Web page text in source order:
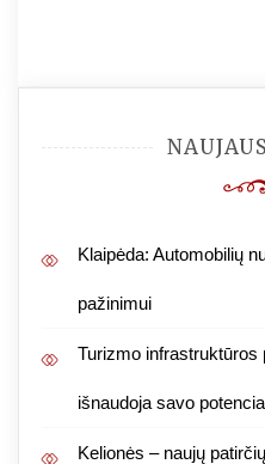
Klaipėda: Automobilių
pažinimui
Turizmo infrastruktūros
išnaudoja savo
Kelionės – naujų